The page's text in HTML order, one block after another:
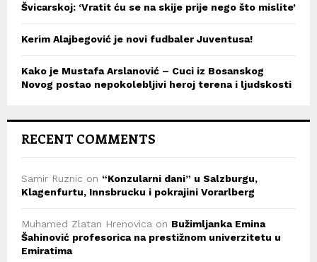
Švicarskoj: ‘Vratit ću se na skije prije nego što mislite’
Kerim Alajbegović je novi fudbaler Juventusa!
Kako je Mustafa Arslanović – Cuci iz Bosanskog
Novog postao nepokolebljivi heroj terena i ljudskosti
RECENT COMMENTS
Samir Ruznic on “Konzularni dani” u Salzburgu,
Klagenfurtu, Innsbrucku i pokrajini Vorarlberg
Muhamed Zlatan Hrenovica on Bužimljanka Emina
Šahinović profesorica na prestižnom univerzitetu u
Emiratima